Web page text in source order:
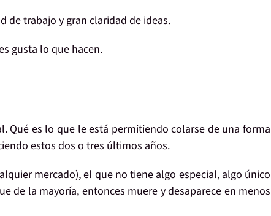
de trabajo ygran claridad de ideas.
gusta lo que hacen.
. Qué es lo que le está permitiendo colarse de una forma
estos dos o tres últimos años.
mercado),el que no tiene algo especial, algo único
de la mayoría, entonces muere y desaparece en menos